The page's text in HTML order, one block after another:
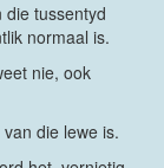
die tussentyd
normaal is.
nie, ook
die lewe is.